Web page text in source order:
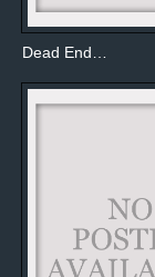
Dead End…